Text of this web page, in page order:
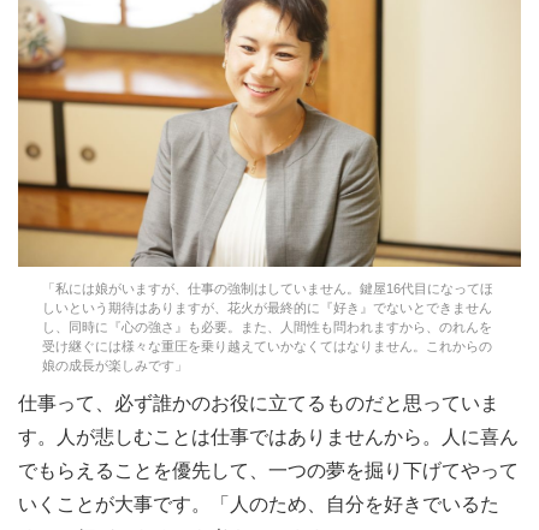
「私には娘がいますが、仕事の強制はしていません。鍵屋16代目になってほ
しいという期待はありますが、花火が最終的に『好き』でないとできません
し、同時に『心の強さ』も必要。また、人間性も問われますから、のれんを
受け継ぐには様々な重圧を乗り越えていかなくてはなりません。これからの
娘の成長が楽しみです」
仕事って、必ず誰かのお役に立てるものだと思っていま
す。人が悲しむことは仕事ではありませんから。人に喜ん
でもらえることを優先して、一つの夢を掘り下げてやって
いくことが大事です。「人のため、自分を好きでいるた